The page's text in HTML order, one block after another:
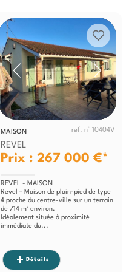
MAISON ref. n° 10404V
REVEL
Prix : 267 000 €*
REVEL - MAISON
Revel – Maison de plain-pied de type
4 proche du centre-ville sur un terrain
de 714 m² environ.
Idéalement située à proximité
immédiate du...
Détails